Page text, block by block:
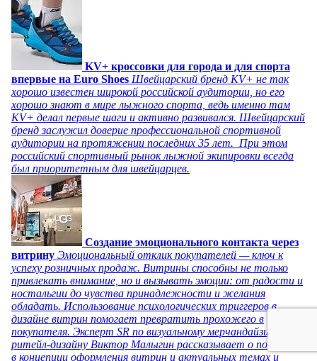
KV+ кроссовки для города и для спорта
впервые на Euro Shoes Швейцарский бренд KV+ не так
хорошо известен широкой российской аудитории, но его
хорошо знают в мире лыжного спорта, ведь именно там
KV+ делал первые шаги и активно развивался. Швейцарский
бренд заслужил доверие профессиональной спортивной
аудитории на протяжении последних 35 лет. При этом
российский спортивный рынок лыжной экипировки всегда
был приоритетным для швейцарцев.
Создание эмоционального контакта через
витрину Эмоциональный отклик покупателей — ключ к
успеху розничных продаж. Витрины способны не только
привлекать внимание, но и вызывать эмоции: от радости и
ностальгии до чувства принадлежности и желания
обладать. Использование психологических триггеров в
дизайне витрин помогает превратить прохожего в
покупателя. Эксперт SR по визуальному мерчандайзингу и
ритейл-дизайну Виктор Малыгин рассказывает о подходах
в концепции оформления витрин и актуальных темах и